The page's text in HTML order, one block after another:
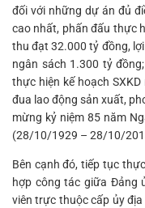
đối với những dự án đủ
cao nhất, phấn đấu thực
thu đạt 32.000 tỷ đồng,
ngân sách 1.300 tỷ
thực hiện kế hoạch
đua lao động sản xuất,
mừng kỷ niệm 85 năm
(28/10/1929 – 28/10/
Bên cạnh đó, tiếp tục
hợp công tác giữa Đảng
viên trực thuộc cấp ủy